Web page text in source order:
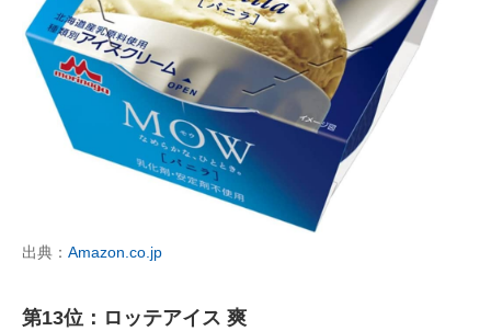
出典： Amazon.co.jp
第13位：ロッテアイス 爽